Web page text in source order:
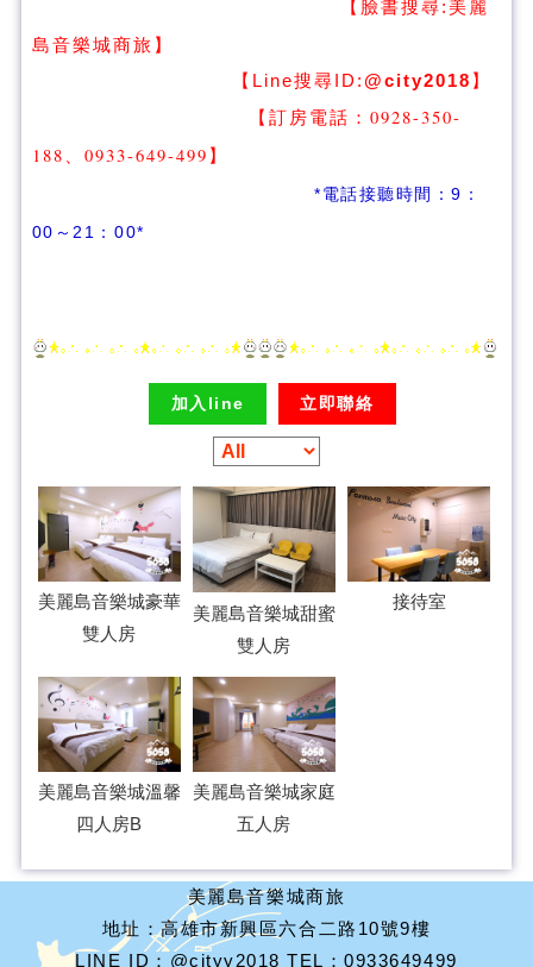
【臉書搜尋: 美麗
島音樂城商旅 】
【Line搜尋ID:@city2018 】
【訂房電話：0928-350-
188、0933-649-499 】
*電話接聽時間：9：
00～21：00*
加入line 立即聯絡
美麗島音樂城豪華
雙人房
美麗島音樂城甜蜜
雙人房
接待室
美麗島音樂城溫馨
四人房B
美麗島音樂城家庭
五人房
美麗島音樂城商旅
地址：高雄市新興區六合二路10號9樓
LINE ID：@cityy2018 TEL：0933649499